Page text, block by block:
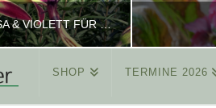
TAGLILIEN NEU ENTDECKT: ROSA & VIOLETT FÜR ROMANTISCHE PFLANZKOMBINATIONEN
SHOP TERMINE 2026